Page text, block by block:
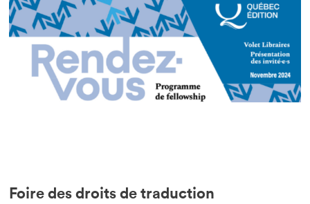
Foire des droits de traduction